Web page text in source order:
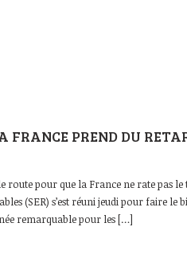
FRANCE PREND DU
route pour que la France ne rate pas
(SER) s’est réuni jeudi pour faire le
remarquable pour les […]